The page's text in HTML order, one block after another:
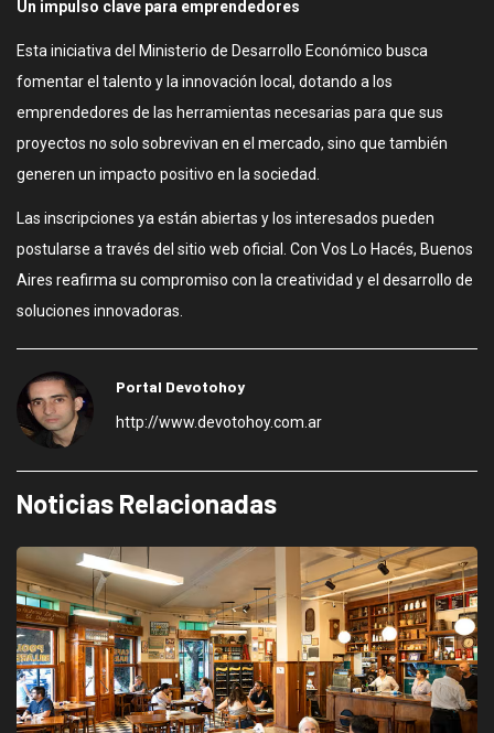
Un impulso clave para emprendedores
Esta iniciativa del Ministerio de Desarrollo Económico busca
fomentar el talento y la innovación local, dotando a los
emprendedores de las herramientas necesarias para que sus
proyectos no solo sobrevivan en el mercado, sino que también
generen un impacto positivo en la sociedad.
Las inscripciones ya están abiertas y los interesados pueden
postularse a través del sitio web oficial. Con Vos Lo Hacés, Buenos
Aires reafirma su compromiso con la creatividad y el desarrollo de
soluciones innovadoras.
Portal Devotohoy
http://www.devotohoy.com.ar
Noticias Relacionadas